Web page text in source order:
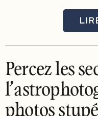
Percez les
photos